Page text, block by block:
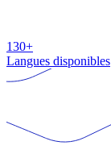
130+
Langues disponibles